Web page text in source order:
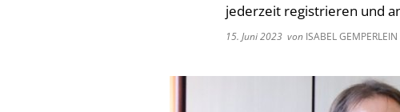
jederzeit registrieren und
15. Juni 2023 von ISABEL GEMPERLEIN